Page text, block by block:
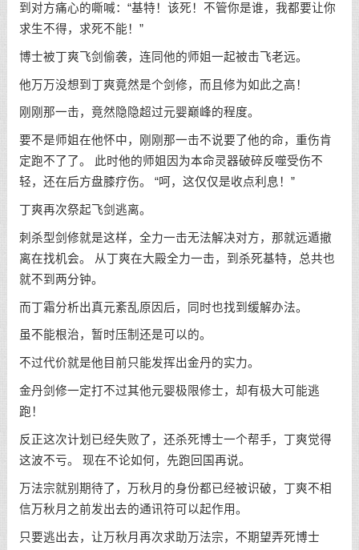
到对方痛心的嘶喊：“基特！该死！不管你是谁，我都要让你
求生不得，求死不能！”
博士被丁爽飞剑偷袭，连同他的师姐一起被击飞老远。
他万万没想到丁爽竟然是个剑修，而且修为如此之高！
刚刚那一击，竟然隐隐超过元婴巅峰的程度。
要不是师姐在他怀中，刚刚那一击不说要了他的命，重伤肯
定跑不了了。 此时他的师姐因为本命灵器破碎反噬受伤不
轻，还在后方盘膝疗伤。 “呵，这仅仅是收点利息！”
丁爽再次祭起飞剑逃离。
刺杀型剑修就是这样，全力一击无法解决对方，那就远遁撤
离在找机会。 从丁爽在大殿全力一击，到杀死基特，总共也
就不到两分钟。
而丁霜分析出真元紊乱原因后，同时也找到缓解办法。
虽不能根治，暂时压制还是可以的。
不过代价就是他目前只能发挥出金丹的实力。
金丹剑修一定打不过其他元婴极限修士，却有极大可能逃
跑！
反正这次计划已经失败了，还杀死博士一个帮手，丁爽觉得
这波不亏。 现在不论如何，先跑回国再说。
万法宗就别期待了，万秋月的身份都已经被识破，丁爽不相
信万秋月之前发出去的通讯符可以起作用。
只要逃出去，让万秋月再次求助万法宗，不期望弄死博士